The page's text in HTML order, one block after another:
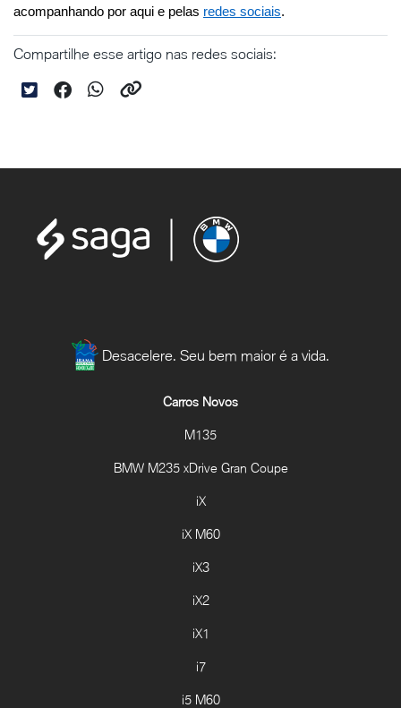
acompanhando por aqui e pelas redes sociais.
Compartilhe esse artigo nas redes sociais:
Desacelere. Seu bem maior é a vida.
Carros Novos
M135
BMW M235 xDrive Gran Coupe
iX
iX M60
iX3
iX2
iX1
i7
i5 M60